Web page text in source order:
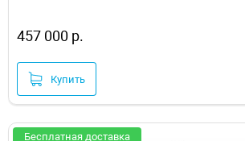
457 000 р.
Купить
Бесплатная доставка